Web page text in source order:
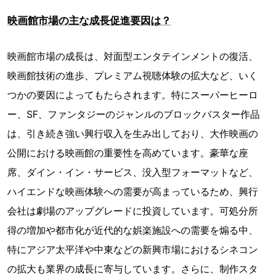
映画館市場の主な成長促進要因は？
映画館市場の成長は、対面型エンタテインメントの復活、
映画館技術の進歩、プレミアム視聴体験の拡大など、いく
つかの要因によってもたらされます。特にスーパーヒーロ
ー、SF、ファンタジーのジャンルのブロックバスター作品
は、引き続き強い興行収入を生み出しており、大作映画の
公開における映画館の重要性を高めています。豪華な座
席、ダイン・イン・サービス、没入型フォーマットなど、
ハイエンドな映画体験への需要が高まっているため、興行
会社は劇場のアップグレードに投資しています。可処分所
得の増加や都市化が近代的な娯楽施設への需要を煽る中、
特にアジア太平洋や中東などの新興市場におけるシネコン
の拡大も業界の成長に寄与しています。さらに、制作スタ